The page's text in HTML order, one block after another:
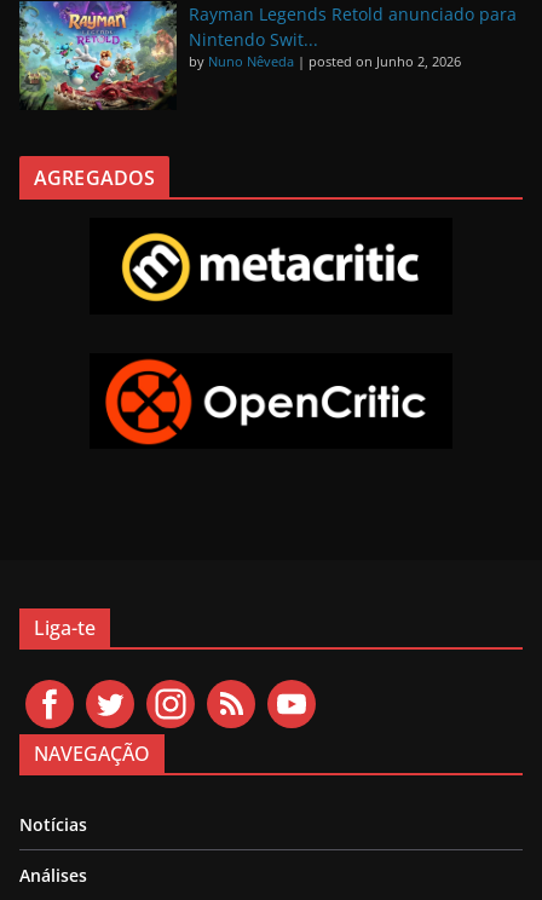
Rayman Legends Retold anunciado para
Nintendo Swit...
by Nuno Nêveda | posted on Junho 2, 2026
AGREGADOS
Liga-te
NAVEGAÇÃO
Notícias
Análises